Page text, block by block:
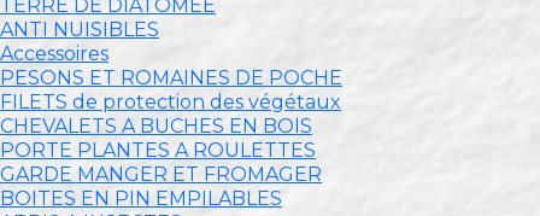
TERRE DE DIATOMEE
ANTI NUISIBLES
Accessoires
PESONS ET ROMAINES DE POCHE
FILETS de protection des végétaux
CHEVALETS A BUCHES EN BOIS
PORTE PLANTES A ROULETTES
GARDE MANGER ET FROMAGER
BOITES EN PIN EMPILABLES